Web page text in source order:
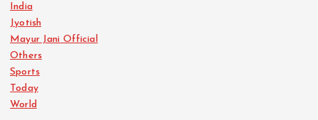
India
Jyotish
Mayur Jani Official
Others
Sports
Today
World